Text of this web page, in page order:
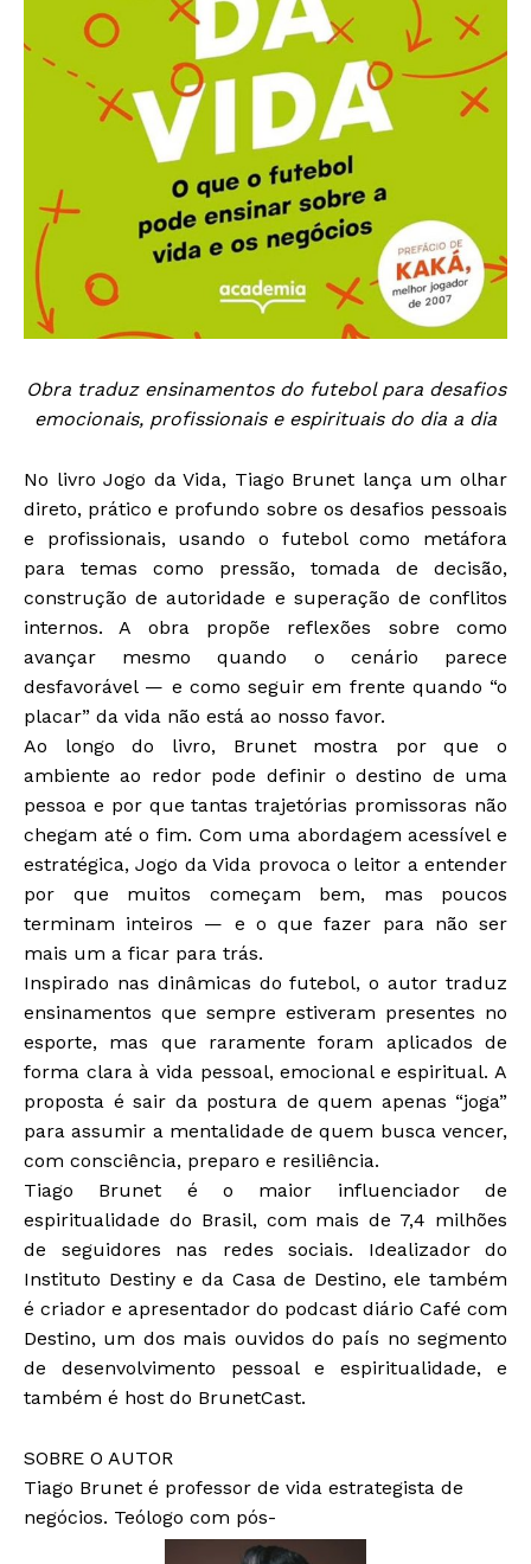
Obra traduz ensinamentos do futebol para desafios
emocionais, profissionais e espirituais do dia a dia
No livro Jogo da Vida, Tiago Brunet lança um olhar
direto, prático e profundo sobre os desafios pessoais
e profissionais, usando o futebol como metáfora
para temas como pressão, tomada de decisão,
construção de autoridade e superação de conflitos
internos. A obra propõe reflexões sobre como
avançar mesmo quando o cenário parece
desfavorável — e como seguir em frente quando “o
placar” da vida não está ao nosso favor.
Ao longo do livro, Brunet mostra por que o
ambiente ao redor pode definir o destino de uma
pessoa e por que tantas trajetórias promissoras não
chegam até o fim. Com uma abordagem acessível e
estratégica, Jogo da Vida provoca o leitor a entender
por que muitos começam bem, mas poucos
terminam inteiros — e o que fazer para não ser
mais um a ficar para trás.
Inspirado nas dinâmicas do futebol, o autor traduz
ensinamentos que sempre estiveram presentes no
esporte, mas que raramente foram aplicados de
forma clara à vida pessoal, emocional e espiritual. A
proposta é sair da postura de quem apenas “joga”
para assumir a mentalidade de quem busca vencer,
com consciência, preparo e resiliência.
Tiago Brunet é o maior influenciador de
espiritualidade do Brasil, com mais de 7,4 milhões
de seguidores nas redes sociais. Idealizador do
Instituto Destiny e da Casa de Destino, ele também
é criador e apresentador do podcast diário Café com
Destino, um dos mais ouvidos do país no segmento
de desenvolvimento pessoal e espiritualidade, e
também é host do BrunetCast.
SOBRE O AUTOR
Tiago Brunet é professor de vida estrategista de
negócios. Teólogo com pós-